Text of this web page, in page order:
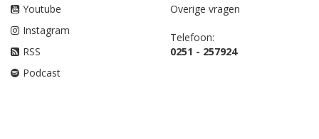
Youtube
Instagram
RSS
Podcast
Overige vragen
Telefoon:
0251 - 257924